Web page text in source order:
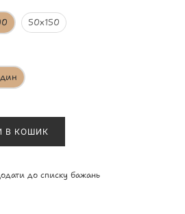
50х150
В КОШИК
до списку бажань